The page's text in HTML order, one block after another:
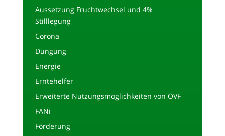
Aussetzung Fruchtwechsel und 4%
Stilllegung
Corona
Düngung
Energie
Erntehelfer
Erweiterte Nutzungsmöglichkeiten von ÖVF
FANi
Förderung